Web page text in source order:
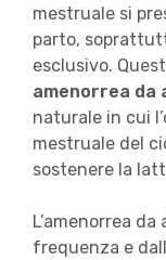
mestruale si
parto,
esclusivo.
amenorrea da
naturale in cui
mestruale del
sostenere la
L’amenorrea
frequenza e